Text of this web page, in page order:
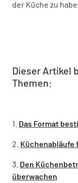
der Küche zu
Dieser Artikel
Themen:
1. Das Format
2. Küchenabläufe
3. Den
überwachen